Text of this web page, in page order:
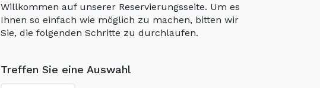
Willkommen auf unserer Reservierungsseite. Um es
Ihnen so einfach wie möglich zu machen, bitten wir
Sie, die folgenden Schritte zu durchlaufen.
Treffen Sie eine Auswahl